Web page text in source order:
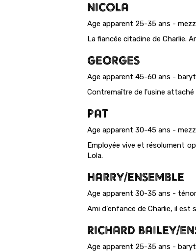
NICOLA
Age apparent 25-35 ans -
La fiancée citadine de Charlie.
GEORGES
Age apparent 45-60 ans -
Contremaître de l'usine
PAT
Age apparent 30-45 ans -
Employée vive et résolument
Lola.
HARRY/ENSEMBLE
Age apparent 30-35 ans -
Ami d'enfance de Charlie, il est
RICHARD BAILEY/
Age apparent 25-35 ans -